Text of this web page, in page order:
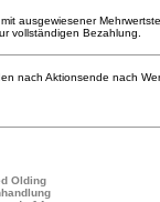
ausgewiesener
vollständigen Bezahlung.
nach Aktionsende nach
Olding